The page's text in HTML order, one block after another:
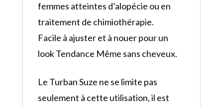
femmes atteintes d’alopécie ou en
traitement de chimiothérapie.
Facile à ajuster et à nouer pour un
look Tendance Même sans cheveux.
Le Turban Suze ne se limite pas
seulement à cette utilisation, il est